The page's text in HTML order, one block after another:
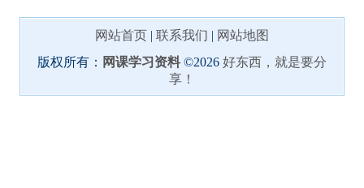
网站首页 | 联系我们 | 网站地图
版权所有： 网课学习资料©2026 好东西，就是要分
享！